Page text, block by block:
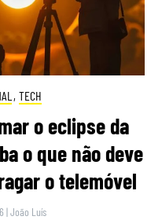
, TECH
o eclipse da
o que não deve
o telemóvel
|João Luís